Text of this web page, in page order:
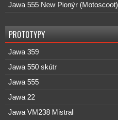
Jawa 555 New Pionýr (Motoscoot)
PROTOTYPY
Jawa 359
Jawa 550 skútr
Jawa 555
Jawa 22
Jawa VM238 Mistral